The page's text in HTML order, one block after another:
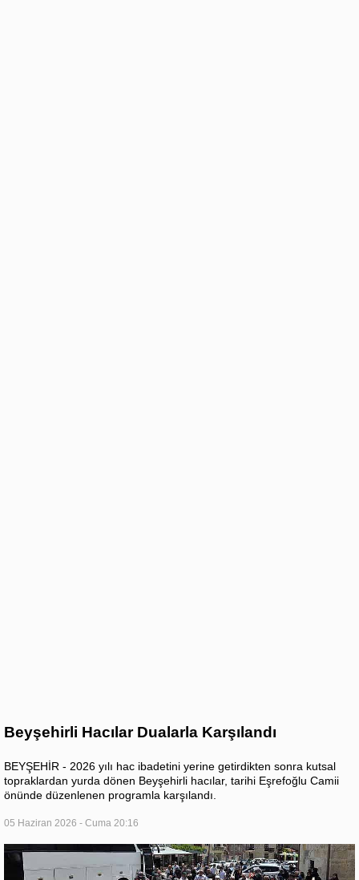
Beyşehirli Hacılar Dualarla Karşılandı
BEYŞEHİR - 2026 yılı hac ibadetini yerine getirdikten sonra kutsal
topraklardan yurda dönen Beyşehirli hacılar, tarihi Eşrefoğlu Camii
önünde düzenlenen programla karşılandı.
05 Haziran 2026 - Cuma 20:16